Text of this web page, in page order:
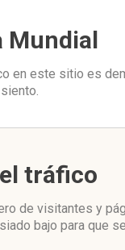
Mundial
en este sitio es
tráfico
de visitantes y
bajo para que